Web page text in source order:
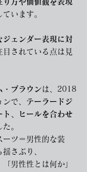
います。
ジェンダー表現に対
目されている点は見
・ブラウンは、2018
で、 テーラードジ
ト、ヒールを合わせ
。
ーツ＝男性的な装
さぶり、
男性性とは何か」